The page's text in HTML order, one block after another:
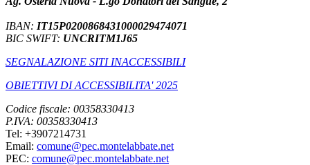
IBAN: IT15P0200868431000029474071
BIC SWIFT: UNCRITM1J65
SEGNALAZIONE SITI INACCESSIBILI
OBIETTIVI DI ACCESSIBILITA' 2025
Codice fiscale: 00358330413
P.IVA: 00358330413
Tel: +3907214731
Email: comune@pec.montelabbate.net
PEC: comune@pec.montelabbate.net